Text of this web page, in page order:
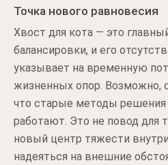
Точка нового равновесия
Хвост для кота — это
балансировки, и его
указывает на временную
жизненных опор. Возможно,
что старые методы
работают. Это не повод для
новый центр тяжести
надеяться на внешние